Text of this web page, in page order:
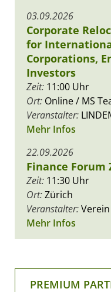
03.09.2026
Corporate
for
Corporations,
Investors
Zeit: 11:00 Uhr
Ort: Online / MS
Veranstalter:
Mehr Infos
22.09.2026
Finance Forum
Zeit: 11:30 Uhr
Ort:Zürich
Veranstalter:
Mehr Infos
PREMIUM